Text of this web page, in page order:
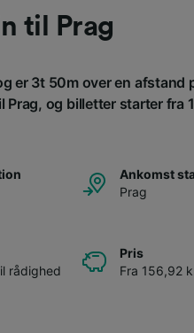
til Prag
er 3t 50m over en afstand
Prag, og billetter starter fra
Ankomst
Prag
rådighed
Pris
Fra 156,92